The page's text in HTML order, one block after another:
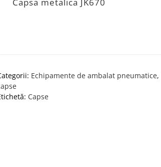
Echipamente de ambalat pneumatice,
Capse